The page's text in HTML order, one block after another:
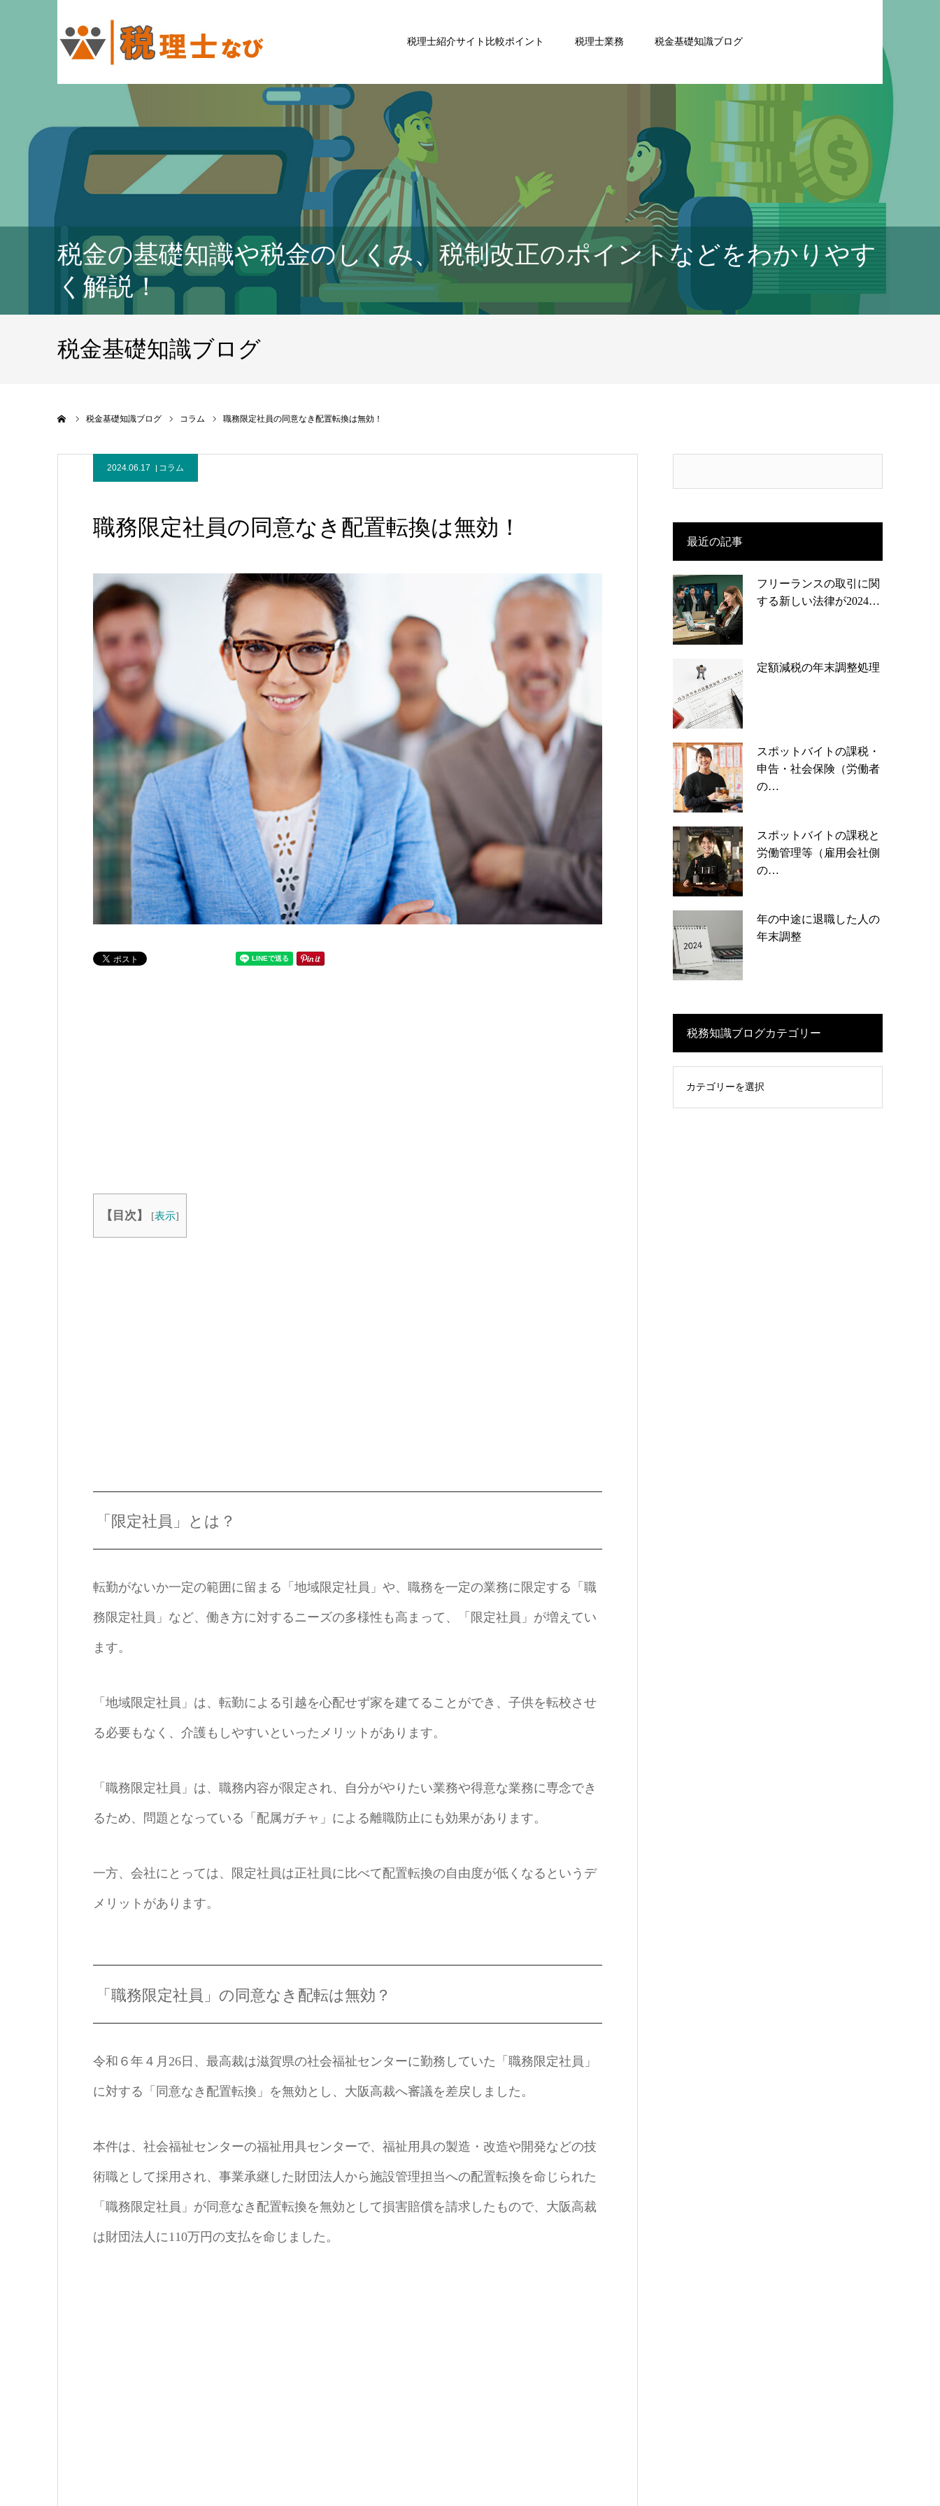
税理士紹介サイト比較ポイント 税理士業務 税金基礎知識ブログ
税金の基礎知識や税金のしくみ、税制改正のポイントなどをわかりやす
く解説！
税金基礎知識ブログ
税金基礎知識ブログ コラム 職務限定社員の同意なき配置転換は無効！
2024.06.17 コラム
職務限定社員の同意なき配置転換は無効！
【目次】 [表示]
「限定社員」とは？
転勤がないか一定の範囲に留まる「地域限定社員」や、職務を一定の業務に限定する「職
務限定社員」など、働き方に対するニーズの多様性も高まって、「限定社員」が増えてい
ます。
「地域限定社員」は、転勤による引越を心配せず家を建てることができ、子供を転校させ
る必要もなく、介護もしやすいといったメリットがあります。
「職務限定社員」は、職務内容が限定され、自分がやりたい業務や得意な業務に専念でき
るため、問題となっている「配属ガチャ」による離職防止にも効果があります。
一方、会社にとっては、限定社員は正社員に比べて配置転換の自由度が低くなるというデ
メリットがあります。
「職務限定社員」の同意なき配転は無効？
令和６年４月26日、最高裁は滋賀県の社会福祉センターに勤務していた「職務限定社員」
に対する「同意なき配置転換」を無効とし、大阪高裁へ審議を差戻しました。
本件は、社会福祉センターの福祉用具センターで、福祉用具の製造・改造や開発などの技
術職として採用され、事業承継した財団法人から施設管理担当への配置転換を命じられた
「職務限定社員」が同意なき配置転換を無効として損害賠償を請求したもので、大阪高裁
は財団法人に110万円の支払を命じました。
最近の記事
フリーランスの取引に関
する新しい法律が2024…
定額減税の年末調整処理
スポットバイトの課税・
申告・社会保険（労働者
の…
スポットバイトの課税と
労働管理等（雇用会社側
の…
年の中途に退職した人の
年末調整
税務知識ブログカテゴリー